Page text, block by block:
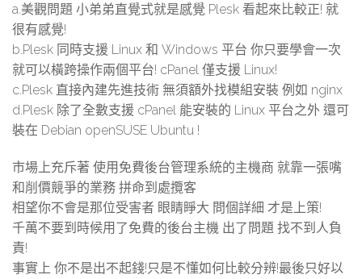
a.美觀問題 小弟弟直覺式就是感覺 Plesk 看起來比較正! 就
很有感覺!
b.Plesk 同時支援 Linux 和 Windows 平台 你只要學會一次
就可以橫跨操作兩個平台! cPanel 僅支援 Linux!
c.Plesk 直接內建先進技術 無須額外找模組安裝 例如 nginx
d.Plesk 除了全數支援 cPanel 能安裝的 Linux 平台之外 還可
裝在 Debian openSUSE Ubuntu !
市場上充斥著 使用免費後台管理系統的主機商 就靠一張嘴
和削價競爭的業務 拼命到處攬客
相望你不會是那位受害者 眼睛睜大 問個詳細 才是上策!
千萬不要到時候用了免費的後台主機 出了問題 找不到人負
責!
事實上 你不是出不起錢!只是不懂如何比較分辨!最後只好以